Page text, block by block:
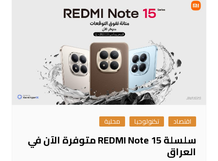
اقتصاد تكنولوجيا محلية
سلسلة REDMI Note 15 متوفرة الآن في
العراق